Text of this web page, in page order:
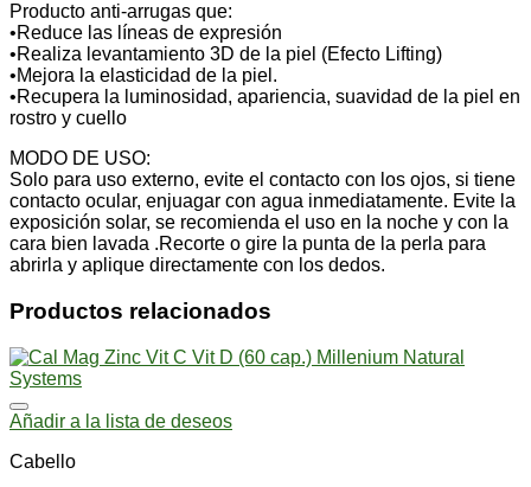
Producto anti-arrugas que:
•Reduce las líneas de expresión
•Realiza levantamiento 3D de la piel (Efecto Lifting)
•Mejora la elasticidad de la piel.
•Recupera la luminosidad, apariencia, suavidad de la piel en
rostro y cuello
MODO DE USO:
Solo para uso externo, evite el contacto con los ojos, si tiene
contacto ocular, enjuagar con agua inmediatamente. Evite la
exposición solar, se recomienda el uso en la noche y con la
cara bien lavada .Recorte o gire la punta de la perla para
abrirla y aplique directamente con los dedos.
Productos relacionados
Añadir a la lista de deseos
Cabello